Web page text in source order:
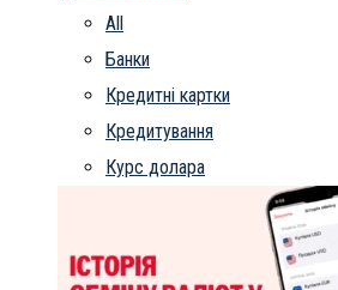
All
Банки
Кредитні картки
Кредитування
Курс долара